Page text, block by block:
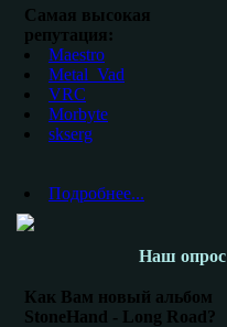
Самая высокая
репутация:
Maestro
Metal_Vad
VRC
Morbyte
skserg
Подробнее...
Наш опрос
Как Вам новый альбом
StoneHand - Long Road?